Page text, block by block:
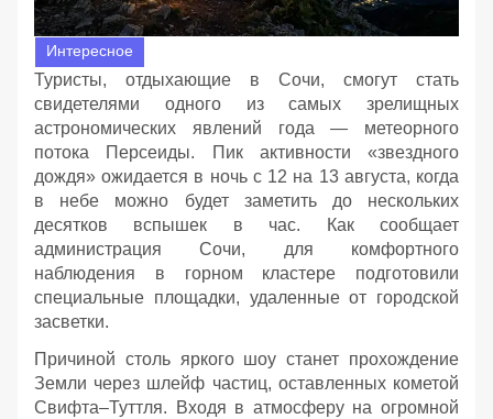
Интересное
Туристы, отдыхающие в Сочи, смогут стать
свидетелями одного из самых зрелищных
астрономических явлений года — метеорного
потока Персеиды. Пик активности «звездного
дождя» ожидается в ночь с 12 на 13 августа, когда
в небе можно будет заметить до нескольких
десятков вспышек в час. Как сообщает
администрация Сочи, для комфортного
наблюдения в горном кластере подготовили
специальные площадки, удаленные от городской
засветки.
Причиной столь яркого шоу станет прохождение
Земли через шлейф частиц, оставленных кометой
Свифта–Туттля. Входя в атмосферу на огромной